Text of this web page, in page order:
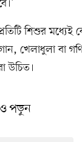
শিশুর মধ্যেই
গান, খেলাধুলা বা
উচিত।
পড়ুন